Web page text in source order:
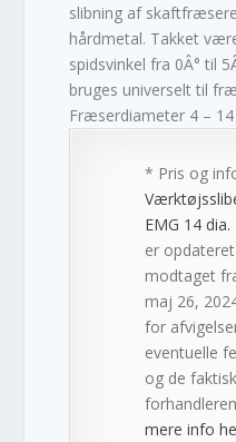
slibning af
hårdmetal. Takket
spidsvinkel fra 0Â° til
bruges universelt til
Fræserdiameter 4 –
* Pris og
EMG 14
er
modtaget
maj 26,
for
eventuelle
og de
mere info